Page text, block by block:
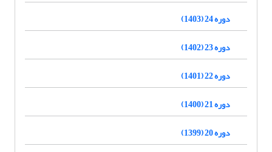
دوره 24 (1403)
دوره 23 (1402)
دوره 22 (1401)
دوره 21 (1400)
دوره 20 (1399)